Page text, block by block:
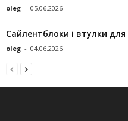
oleg - 05.06.2026
Сайлентблоки і втулки для
oleg - 04.06.2026